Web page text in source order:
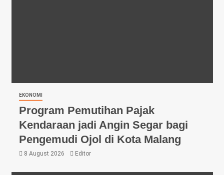
EKONOMI
Program Pemutihan Pajak
Kendaraan jadi Angin Segar bagi
Pengemudi Ojol di Kota Malang
8 August 2026 Editor